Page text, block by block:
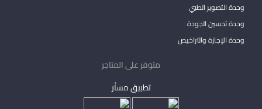
وحدة التصوير الطبي
وحدة تحسين الجودة
وحدة الإجازة والتراخيص
متوفر على المتاجر
تطبيق مساْر